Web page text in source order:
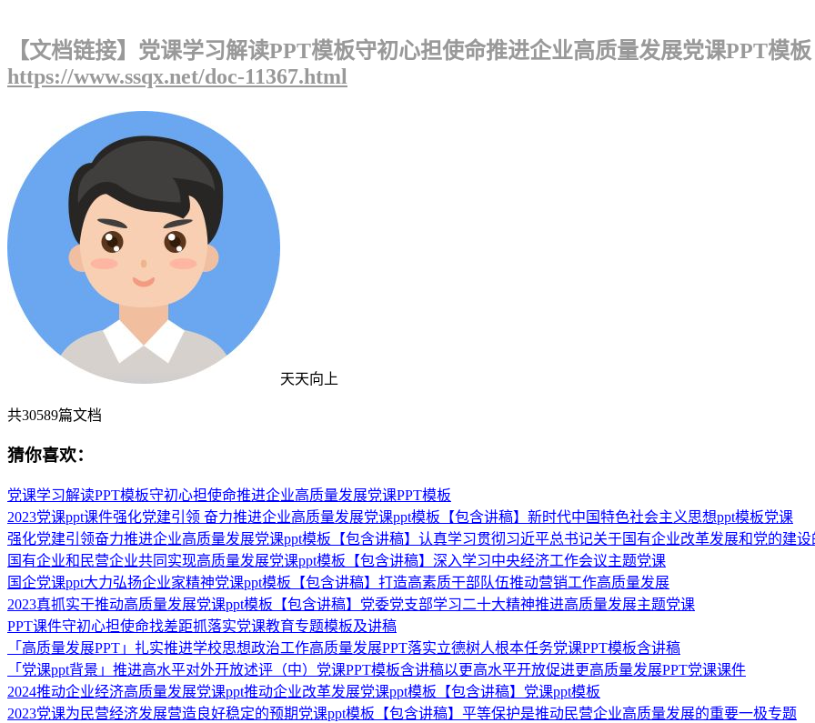
【文档链接】党课学习解读PPT模板守初心担使命推进企业高质量发展党课PPT模板
https://www.ssqx.net/doc-11367.html
天天向上
共30589篇文档
猜你喜欢：
党课学习解读PPT模板守初心担使命推进企业高质量发展党课PPT模板
2023党课ppt课件强化党建引领 奋力推进企业高质量发展党课ppt模板【包含讲稿】新时代中国特色社会主义思想ppt模板党课
强化党建引领奋力推进企业高质量发展党课ppt模板【包含讲稿】认真学习贯彻习近平总书记关于国有企业改革发展和党的建设
国有企业和民营企业共同实现高质量发展党课ppt模板【包含讲稿】深入学习中央经济工作会议主题党课
国企党课ppt大力弘扬企业家精神党课ppt模板【包含讲稿】打造高素质干部队伍推动营销工作高质量发展
2023真抓实干推动高质量发展党课ppt模板【包含讲稿】党委党支部学习二十大精神推进高质量发展主题党课
PPT课件守初心担使命找差距抓落实党课教育专题模板及讲稿
「高质量发展PPT」扎实推进学校思想政治工作高质量发展PPT落实立德树人根本任务党课PPT模板含讲稿
「党课ppt背景」推进高水平对外开放述评（中）党课PPT模板含讲稿以更高水平开放促进更高质量发展PPT党课课件
2024推动企业经济高质量发展党课ppt推动企业改革发展党课ppt模板【包含讲稿】党课ppt模板
2023党课为民营经济发展营造良好稳定的预期党课ppt模板【包含讲稿】平等保护是推动民营企业高质量发展的重要一极专题